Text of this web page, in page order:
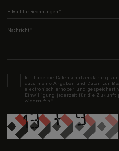
Datenschutz*
Ich habe die Datenschutzerklärung
dass meine Angaben und Daten zur
elektronisch erhoben und gespeichert
Einwilligung jederzeit für die Zukunft
widerrufen.*
Captcha